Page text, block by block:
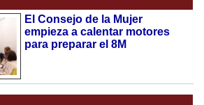
El Consejo de la Mujer
empieza a calentar motores
para preparar el 8M